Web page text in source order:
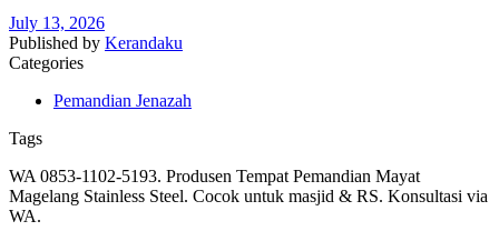
July 13, 2026
Published by Kerandaku
Categories
Pemandian Jenazah
Tags
WA 0853-1102-5193. Produsen Tempat Pemandian Mayat
Magelang Stainless Steel. Cocok untuk masjid & RS. Konsultasi via
WA.